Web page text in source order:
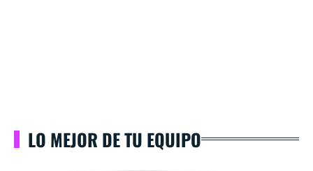
LO MEJOR DE TU EQUIPO